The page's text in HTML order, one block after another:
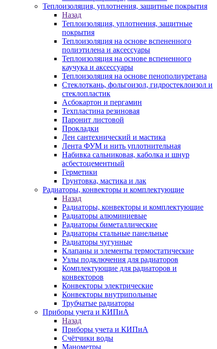
Теплоизоляция, уплотнения, защитные покрытия
Назад
Теплоизоляция, уплотнения, защитные
покрытия
Теплоизоляция на основе вспененного
полиэтилена и аксессуары
Теплоизоляция на основе вспененного
каучука и аксессуары
Теплоизоляция на основе пенополиуретана
Стеклоткань, фольгоизол, гидростеклоизол и
стеклопластик
Асбокартон и пергамин
Техпластина резиновая
Паронит листовой
Прокладки
Лен сантехнический и мастика
Лента ФУМ и нить уплотнительная
Набивка сальниковая, каболка и шнур
асбестоцементный
Герметики
Грунтовка, мастика и лак
Радиаторы, конвекторы и комплектующие
Назад
Радиаторы, конвекторы и комплектующие
Радиаторы алюминиевые
Радиаторы биметаллические
Радиаторы стальные панельные
Радиаторы чугунные
Клапаны и элементы термостатические
Узлы подключения для радиаторов
Комплектующие для радиаторов и
конвекторов
Конвекторы электрические
Конвекторы внутрипольные
Трубчатые радиаторы
Приборы учета и КИПиА
Назад
Приборы учета и КИПиА
Счётчики воды
Манометры